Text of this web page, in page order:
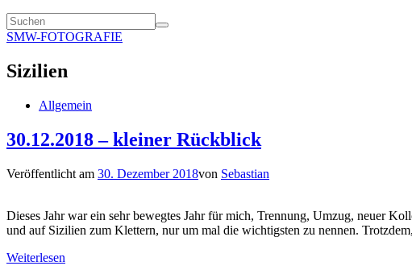
SMW-FOTOGRAFIE
Sizilien
Allgemein
30.12.2018 – kleiner Rückblick
Veröffentlicht am 30. Dezember 2018von Sebastian
Dieses Jahr war ein sehr bewegtes Jahr für mich, Trennung, Umzug, neuer
und auf Sizilien zum Klettern, nur um mal die wichtigsten zu nennen.
Weiterlesen